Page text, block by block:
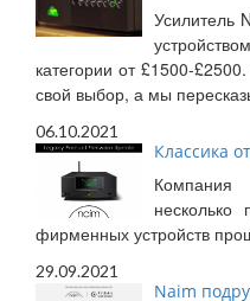
Усилитель
категории от £1500-
свой выбор, а мы
06.10.2021
Классика
несколько
фирменных устройств
29.09.2021
Naim